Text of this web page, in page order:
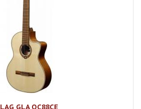
LAG GLA OC88CE